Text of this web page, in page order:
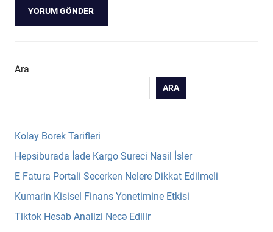
Ara
ARA
Kolay Borek Tarifleri
Hepsiburada İade Kargo Sureci Nasil İsler
E Fatura Portali Secerken Nelere Dikkat Edilmeli
Kumarin Kisisel Finans Yonetimine Etkisi
Tiktok Hesab Analizi Necə Edilir